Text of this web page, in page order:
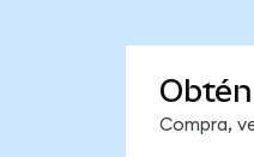
Compra,